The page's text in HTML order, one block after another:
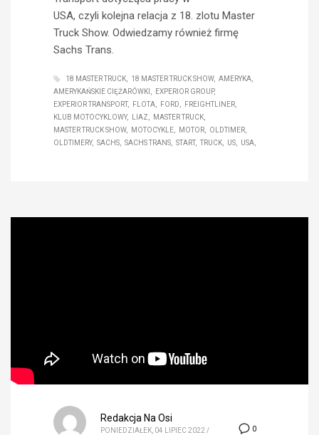
USA, czyli kolejna relacja z 18. zlotu Master
Truck Show. Odwiedzamy również firmę
Sachs Trans.
18 MASTER TRUCK 18 MASTER TRUCK SHOW
AMERYKA
AMERYKAŃSKIE CIĘŻARÓWKI
EXPERIOR GROUP
EXPERIOR TRANSPORT
FLOTA FORD
FREIGHTLINER
KLUB MOTOCYKLOWY
LIAZ
MASTER TRUCK
MASTER TRUCK SHOW
MOTOCYKLE MOTOR
OLDTIMER
OLDTIMERY
SACHS SACHS TRANS START TRUCK US USA
0
Redakcja Na Osi
PONIEDZIAŁEK, 04 LIPIEC 2022 /